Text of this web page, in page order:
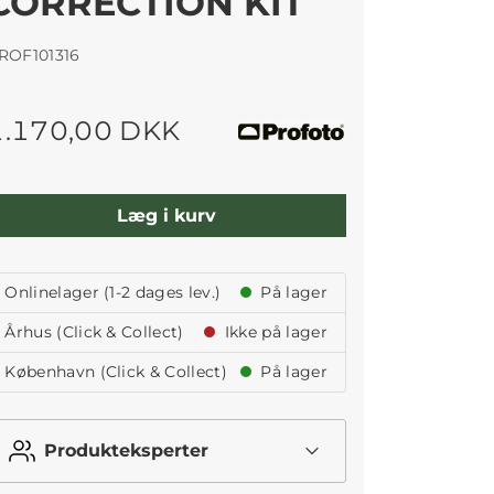
DKK
Læg i kurv
Onlinelager (1-2 dages lev.)
På lager
Århus (Click & Collect)
Ikke på lager
København (Click & Collect)
På lager
Produkteksperter